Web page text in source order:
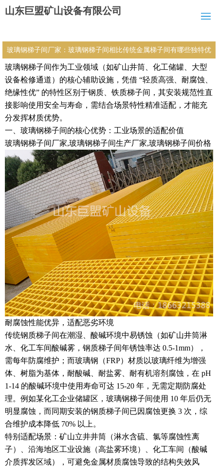
山东巨盟矿山设备有限公司
玻璃钢梯子间厂家：玻璃钢梯子间相比传统金属梯子间有哪些独特优
势？安装过程中需注意哪些关键要点？不同工业场景的适配逻辑是什
么？
玻璃钢梯子间作为工业领域（如矿山井筒、化工储罐、大型
设备检修通道）的核心辅助设施，凭借 “轻质高强、耐腐蚀、
绝缘性优” 的特性区别于钢质、铁质梯子间，其安装规范性直
接影响使用安全与寿命，需结合场景特性精准适配，才能充
分发挥材质优势。
一、玻璃钢梯子间的核心优势：工业场景的适配价值
玻璃钢梯子间厂家,玻璃钢梯子间生产厂家,玻璃钢梯子间价格
耐腐蚀性能优异，适配恶劣环境
传统钢质梯子间在潮湿、酸碱环境中易锈蚀（如矿山井筒淋
水、化工车间酸碱雾，钢质梯子间年锈蚀率达 0.5-1mm），
需每年防腐维护；而玻璃钢（FRP）材质以玻璃纤维为增强
体、树脂为基体，耐酸碱、耐盐雾、耐有机溶剂腐蚀，在 pH
1-14 的酸碱环境中使用寿命可达 15-20 年，无需定期防腐处
理。例如某化工企业储罐区，玻璃钢梯子间使用 10 年后仍无
明显腐蚀，而同期安装的钢质梯子间已因腐蚀更换 3 次，综
合维护成本降低 70% 以上。
特别适配场景：矿山立井井筒（淋水含硫、氯等腐蚀性离
子）、沿海地区工业设施（高盐雾环境）、化工车间（酸碱
介质挥发区域），可避免金属材质腐蚀导致的结构失效风